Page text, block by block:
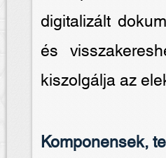
digitalizált
és
kiszolgálja az
Komponensek,